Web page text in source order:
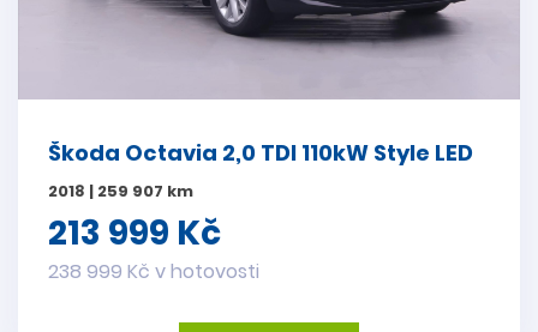
Škoda Octavia 2,0 TDI 110kW Style LED
2018 | 259 907 km
213 999 Kč
238 999 Kč v hotovosti